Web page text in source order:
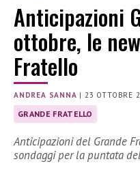
Anticipazioni
ottobre, le
Fratello
ANDREA SANNA |23 OTTOBRE
GRANDE FRATELLO
Anticipazioni del Grande
sondaggi per la puntata